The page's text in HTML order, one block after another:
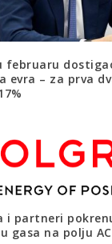
februaru
evra – za prva
i partneri
gasa na polju